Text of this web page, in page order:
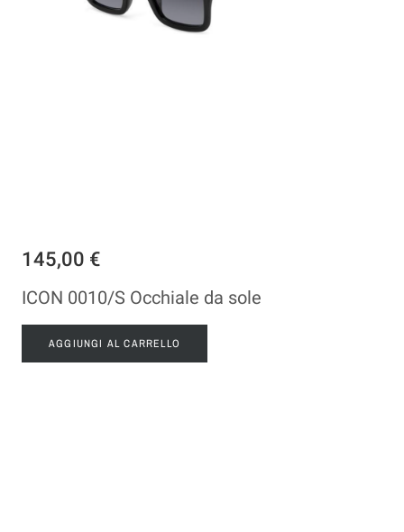
145,00 €
ICON 0010/S Occhiale da sole
AGGIUNGI AL CARRELLO